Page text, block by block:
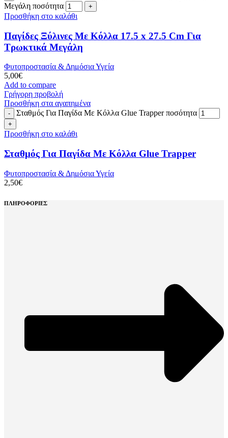
Μεγάλη ποσότητα
Προσθήκη στο καλάθι
Παγίδες Ξύλινες Με Κόλλα 17.5 x 27.5 Cm Για
Τρωκτικά Μεγάλη
Φυτοπροστασία & Δημόσια Υγεία
5,00€
Add to compare
Γρήγορη προβολή
Προσθήκη στα αγαπημένα
Σταθμός Για Παγίδα Με Κόλλα Glue Trapper ποσότητα
Προσθήκη στο καλάθι
Σταθμός Για Παγίδα Με Κόλλα Glue Trapper
Φυτοπροστασία & Δημόσια Υγεία
2,50€
ΠΛΗΡΟΦΟΡΙΕΣ